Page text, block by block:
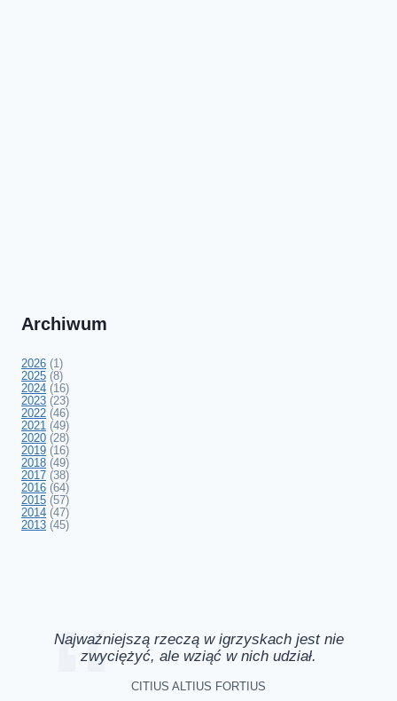
Archiwum
2026 (1)
2025 (8)
2024 (16)
2023 (23)
2022 (46)
2021 (49)
2020 (28)
2019 (16)
2018 (49)
2017 (38)
2016 (64)
2015 (57)
2014 (47)
2013 (45)
Najważniejszą rzeczą w igrzyskach jest nie
zwyciężyć, ale wziąć w nich udział.
CITIUS ALTIUS FORTIUS